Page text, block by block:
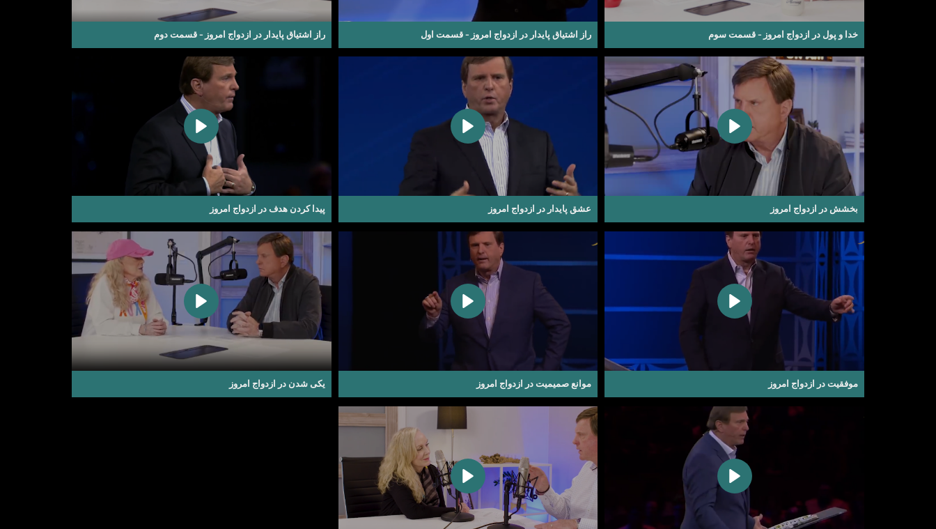
خدا و پول در ازدواج امروز - قسمت سوم راز اشتیاق پایدار در ازدواج امروز - قسمت اول راز اشتیاق پایدار در ازدواج امروز - قسمت دوم
بخشش در ازدواج امروز عشق پایدار در ازدواج امروز پیدا کردن هدف در ازدواج امروز
موفقیت در ازدواج امروز موانع صمیمیت در ازدواج امروز یکی شدن در ازدواج امروز